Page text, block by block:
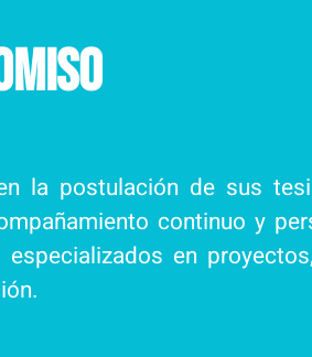
la postulación de sus
continuo y
en